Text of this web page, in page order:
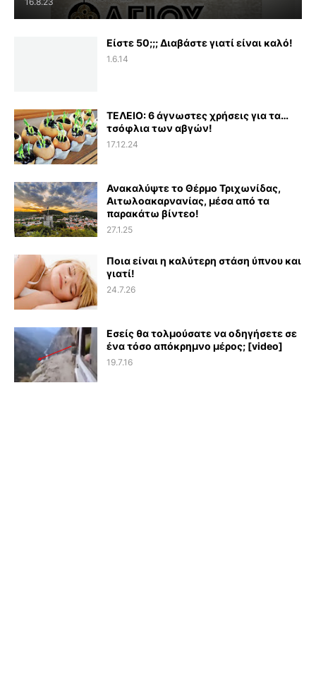
Είστε 50;;; Διαβάστε γιατί είναι καλό!
1.6.14
ΤΕΛΕΙΟ: 6 άγνωστες χρήσεις για τα…
τσόφλια των αβγών!
17.12.24
Ανακαλύψτε το Θέρμο Τριχωνίδας,
Αιτωλοακαρνανίας, μέσα από τα
παρακάτω βίντεο!
27.1.25
Ποια είναι η καλύτερη στάση ύπνου και
γιατί!
24.7.26
Εσείς θα τολμούσατε να οδηγήσετε σε
ένα τόσο απόκρημνο μέρος; [video]
19.7.16